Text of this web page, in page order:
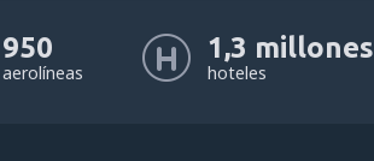
950
aerolíneas
1,3 millones
hoteles